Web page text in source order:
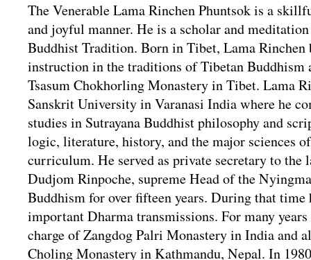
The Venerable Lama Rinchen Phuntsok is a
and joyful manner. He is a scholar and
Buddhist Tradition. Born in Tibet, Lama Rinchen
instruction in the traditions of Tibetan Buddhism
Tsasum Chokhorling Monastery in Tibet. Lama
Sanskrit University in Varanasi India where he
studies in Sutrayana Buddhist philosophy and
logic, literature, history, and the major sciences
curriculum. He served as private secretary to the
Dudjom Rinpoche, supreme Head of the
Buddhism for over fifteen years. During that time
important Dharma transmissions. For many
charge of Zangdog Palri Monastery in India and
Choling Monastery in Kathmandu, Nepal. In